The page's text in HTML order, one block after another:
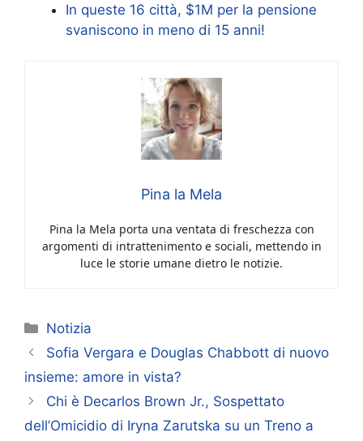
In queste 16 città, $1M per la pensione
svaniscono in meno di 15 anni!
Pina la Mela
Pina la Mela porta una ventata di freschezza con
argomenti di intrattenimento e sociali, mettendo in
luce le storie umane dietro le notizie.
Categorie
Notizia
Sofia Vergara e Douglas Chabbott di nuovo
insieme: amore in vista?
Chi è Decarlos Brown Jr., Sospettato
dell’Omicidio di Iryna Zarutska su un Treno a